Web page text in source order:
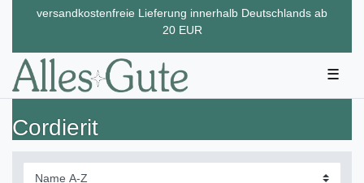
versandkostenfreie Lieferung innerhalb Deutschlands ab
20 EUR
☰
Cordierit